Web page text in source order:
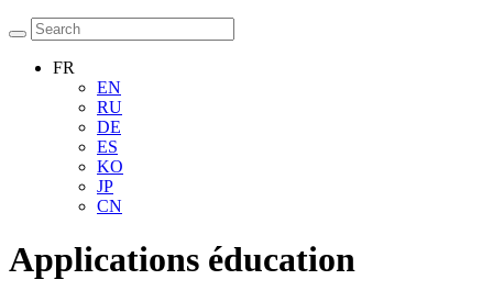
FR
EN
RU
DE
ES
KO
JP
CN
Applications éducation